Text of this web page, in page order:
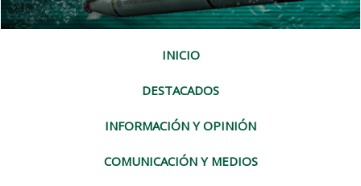
INICIO
DESTACADOS
INFORMACIÓN Y OPINIÓN
COMUNICACIÓN Y MEDIOS